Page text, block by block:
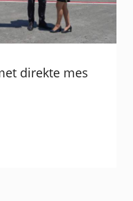
direkte mes